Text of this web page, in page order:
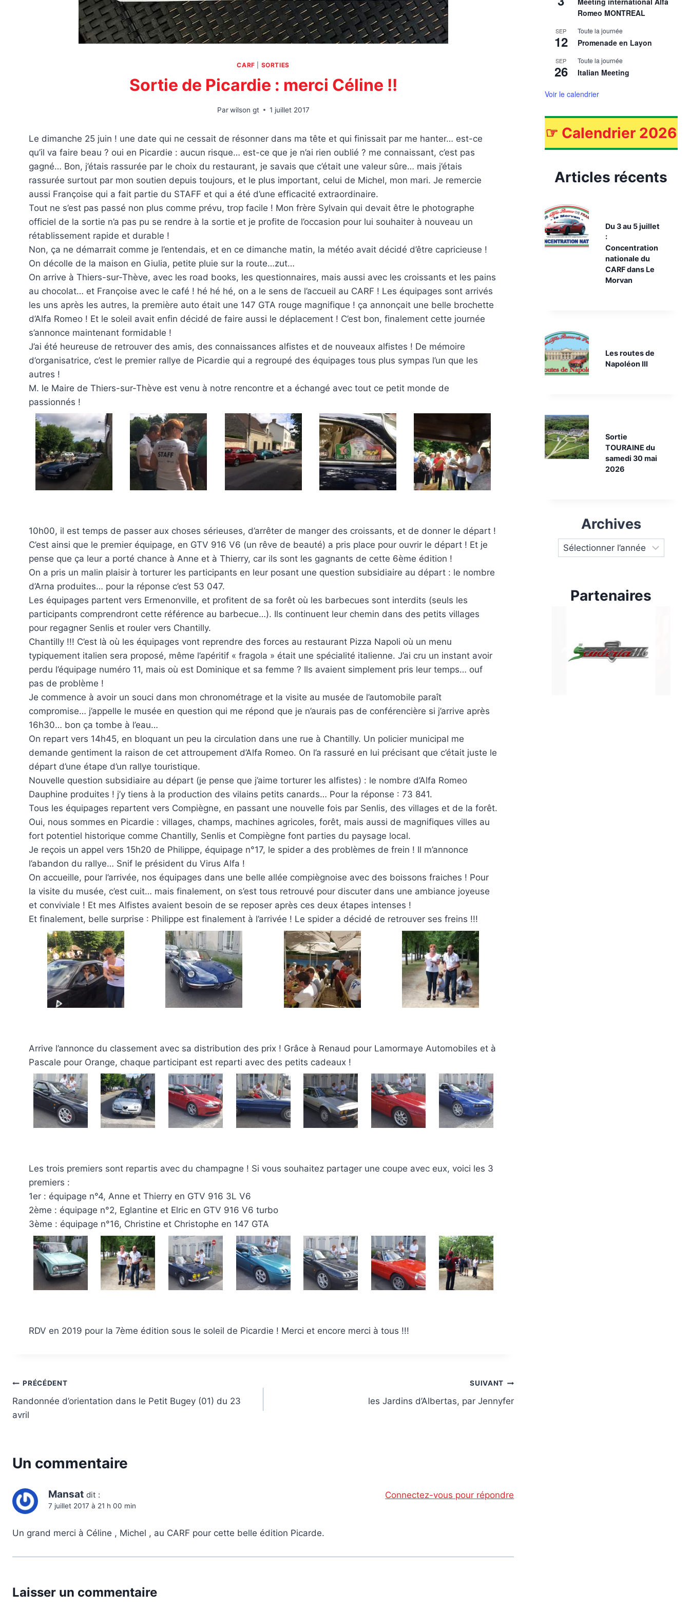
CARF SORTIES
Sortie de Picardie : merci Céline !!
Par wilson gt 1 juillet 2017
Le dimanche 25 juin ! une date qui ne cessait de résonner dans ma tête et qui finissait par me hanter… est-ce
qu’il va faire beau ? oui en Picardie : aucun risque… est-ce que je n’ai rien oublié ? me connaissant, c’est pas
gagné… Bon, j’étais rassurée par le choix du restaurant, je savais que c’était une valeur sûre… mais j’étais
rassurée surtout par mon soutien depuis toujours, et le plus important, celui de Michel, mon mari. Je remercie
aussi Françoise qui a fait partie du STAFF et qui a été d’une efficacité extraordinaire.
Tout ne s’est pas passé non plus comme prévu, trop facile ! Mon frère Sylvain qui devait être le photographe
officiel de la sortie n’a pas pu se rendre à la sortie et je profite de l’occasion pour lui souhaiter à nouveau un
rétablissement rapide et durable !
Non, ça ne démarrait comme je l’entendais, et en ce dimanche matin, la météo avait décidé d’être capricieuse !
On décolle de la maison en Giulia, petite pluie sur la route…zut…
On arrive à Thiers-sur-Thève, avec les road books, les questionnaires, mais aussi avec les croissants et les pains
au chocolat… et Françoise avec le café ! hé hé hé, on a le sens de l’accueil au CARF ! Les équipages sont arrivés
les uns après les autres, la première auto était une 147 GTA rouge magnifique ! ça annonçait une belle brochette
d’Alfa Romeo ! Et le soleil avait enfin décidé de faire aussi le déplacement ! C’est bon, finalement cette journée
s’annonce maintenant formidable !
J’ai été heureuse de retrouver des amis, des connaissances alfistes et de nouveaux alfistes ! De mémoire
d’organisatrice, c’est le premier rallye de Picardie qui a regroupé des équipages tous plus sympas l’un que les
autres !
M. le Maire de Thiers-sur-Thève est venu à notre rencontre et a échangé avec tout ce petit monde de
passionnés !
10h00, il est temps de passer aux choses sérieuses, d’arrêter de manger des croissants, et de donner le départ !
C’est ainsi que le premier équipage, en GTV 916 V6 (un rêve de beauté) a pris place pour ouvrir le départ ! Et je
pense que ça leur a porté chance à Anne et à Thierry, car ils sont les gagnants de cette 6ème édition !
On a pris un malin plaisir à torturer les participants en leur posant une question subsidiaire au départ : le nombre
d’Arna produites… pour la réponse c’est 53 047.
Les équipages partent vers Ermenonville, et profitent de sa forêt où les barbecues sont interdits (seuls les
participants comprendront cette référence au barbecue…). Ils continuent leur chemin dans des petits villages
pour regagner Senlis et rouler vers Chantilly.
Chantilly !!! C’est là où les équipages vont reprendre des forces au restaurant Pizza Napoli où un menu
typiquement italien sera proposé, même l’apéritif « fragola » était une spécialité italienne. J’ai cru un instant avoir
perdu l’équipage numéro 11, mais où est Dominique et sa femme ? Ils avaient simplement pris leur temps… ouf
pas de problème !
Je commence à avoir un souci dans mon chronométrage et la visite au musée de l’automobile paraît
compromise… j’appelle le musée en question qui me répond que je n’aurais pas de conférencière si j’arrive après
16h30… bon ça tombe à l’eau…
On repart vers 14h45, en bloquant un peu la circulation dans une rue à Chantilly. Un policier municipal me
demande gentiment la raison de cet attroupement d’Alfa Romeo. On l’a rassuré en lui précisant que c’était juste le
départ d’une étape d’un rallye touristique.
Nouvelle question subsidiaire au départ (je pense que j’aime torturer les alfistes) : le nombre d’Alfa Romeo
Dauphine produites ! j’y tiens à la production des vilains petits canards… Pour la réponse : 73 841.
Tous les équipages repartent vers Compiègne, en passant une nouvelle fois par Senlis, des villages et de la forêt.
Oui, nous sommes en Picardie : villages, champs, machines agricoles, forêt, mais aussi de magnifiques villes au
fort potentiel historique comme Chantilly, Senlis et Compiègne font parties du paysage local.
Je reçois un appel vers 15h20 de Philippe, équipage n°17, le spider a des problèmes de frein ! Il m’annonce
l’abandon du rallye… Snif le président du Virus Alfa !
On accueille, pour l’arrivée, nos équipages dans une belle allée compiègnoise avec des boissons fraiches ! Pour
la visite du musée, c’est cuit… mais finalement, on s’est tous retrouvé pour discuter dans une ambiance joyeuse
et conviviale ! Et mes Alfistes avaient besoin de se reposer après ces deux étapes intenses !
Et finalement, belle surprise : Philippe est finalement à l’arrivée ! Le spider a décidé de retrouver ses freins !!!
Arrive l’annonce du classement avec sa distribution des prix ! Grâce à Renaud pour Lamormaye Automobiles et à
Pascale pour Orange, chaque participant est reparti avec des petits cadeaux !
Les trois premiers sont repartis avec du champagne ! Si vous souhaitez partager une coupe avec eux, voici les 3
premiers :
1er : équipage n°4, Anne et Thierry en GTV 916 3L V6
2ème : équipage n°2, Eglantine et Elric en GTV 916 V6 turbo
3ème : équipage n°16, Christine et Christophe en 147 GTA
RDV en 2019 pour la 7ème édition sous le soleil de Picardie ! Merci et encore merci à tous !!!
Navigation
de
PRÉCÉDENT
Randonnée d’orientation dans le Petit Bugey (01) du 23
avril
SUIVANT
les Jardins d’Albertas, par Jennyfer
Un commentaire
Mansat dit :
7 juillet 2017 à 21 h 00 min
Un grand merci à Céline , Michel , au CARF pour cette belle édition Picarde.
Connectez-vous pour répondre
Laisser un commentaire
Romeo MONTREAL
SEP
12
Toute la journée
Promenade en Layon
SEP
26
Toute la journée
Italian Meeting
Voir le calendrier
☞ Calendrier 2026
Articles récents
Du 3 au 5 juillet
:
Concentration
nationale du
CARF dans Le
Morvan
Les routes de
Napoléon III
Sortie
TOURAINE du
samedi 30 mai
2026
Archives
Partenaires